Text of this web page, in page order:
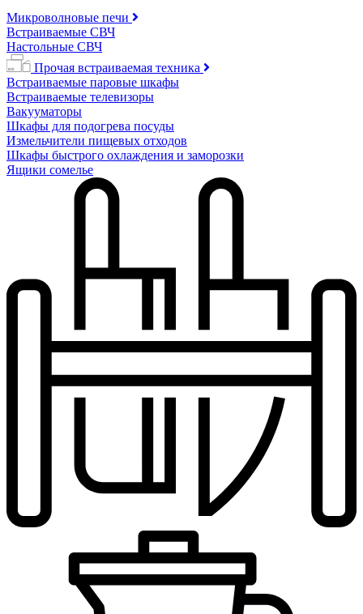
Микроволновые печи
Встраиваемые СВЧ
Настольные СВЧ
Прочая встраиваемая техника
Встраиваемые паровые шкафы
Встраиваемые телевизоры
Вакууматоры
Шкафы для подогрева посуды
Измельчители пищевых отходов
Шкафы быстрого охлаждения и заморозки
Ящики сомелье